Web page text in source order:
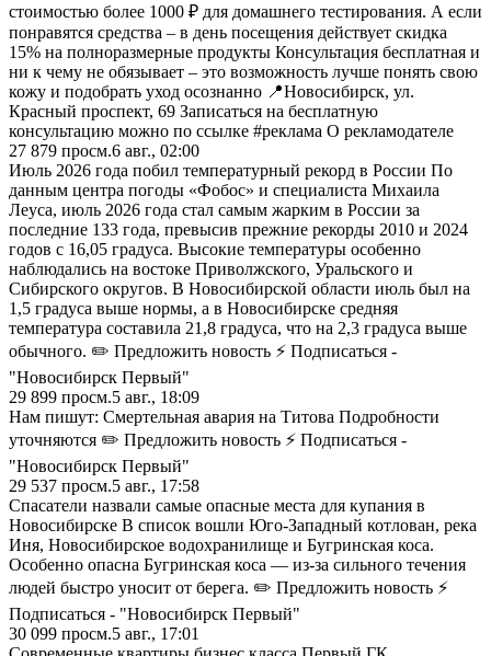
стоимостью более 1000 ₽ для домашнего тестирования. А если
понравятся средства – в день посещения действует скидка
15% на полноразмерные продукты Консультация бесплатная и
ни к чему не обязывает – это возможность лучше понять свою
кожу и подобрать уход осознанно 📍Новосибирск, ул.
Красный проспект, 69 Записаться на бесплатную
консультацию можно по ссылке #реклама О рекламодателе
27 879 просм.6 авг., 02:00
Июль 2026 года побил температурный рекорд в России По
данным центра погоды «Фобос» и специалиста Михаила
Леуса, июль 2026 года стал самым жарким в России за
последние 133 года, превысив прежние рекорды 2010 и 2024
годов с 16,05 градуса. Высокие температуры особенно
наблюдались на востоке Приволжского, Уральского и
Сибирского округов. В Новосибирской области июль был на
1,5 градуса выше нормы, а в Новосибирске средняя
температура составила 21,8 градуса, что на 2,3 градуса выше
обычного. ✏️ Предложить новость ⚡ Подписаться -
"Новосибирск Первый"
29 899 просм.5 авг., 18:09
Нам пишут: Смертельная авария на Титова Подробности
уточняются ✏️ Предложить новость ⚡ Подписаться -
"Новосибирск Первый"
29 537 просм.5 авг., 17:58
Спасатели назвали самые опасные места для купания в
Новосибирске В список вошли Юго-Западный котлован, река
Иня, Новосибирское водохранилище и Бугринская коса.
Особенно опасна Бугринская коса — из-за сильного течения
людей быстро уносит от берега. ✏️ Предложить новость ⚡
Подписаться - "Новосибирск Первый"
30 099 просм.5 авг., 17:01